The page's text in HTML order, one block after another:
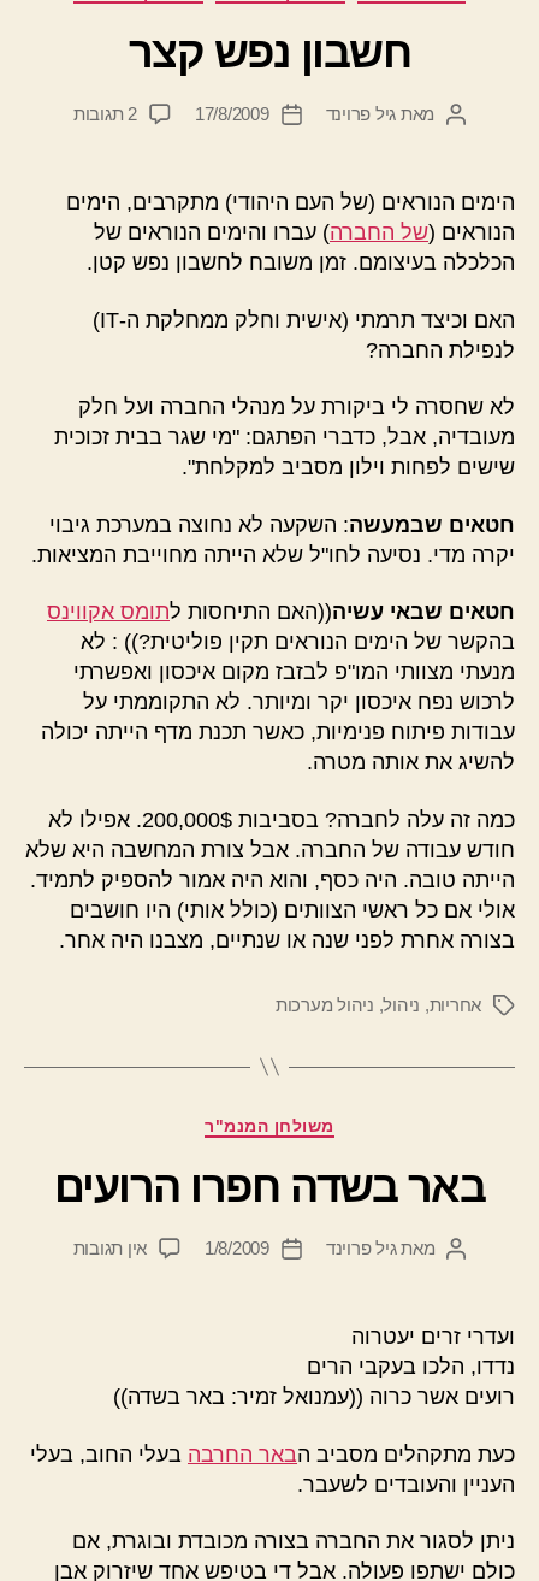
חשבון נפש קצר
המחבר
מאת גיל פרוינד
תאריך17/8/2009 2 תגובות
על
קצרהימים הנוראים (של העם היהודי) מתקרבים, הימים
הנוראים (של החברה) עברו והימים הנוראים של
הכלכלה בעיצומם. זמן משובח לחשבון נפש קטן.
האם וכיצד תרמתי (אישית וחלק ממחלקת ה-IT)
לנפילת החברה?
לא שחסרה לי ביקורת על מנהלי החברה ועל חלק
מעובדיה, אבל, כדברי הפתגם: "מי שגר בבית זכוכית
שישים לפחות וילון מסביב למקלחת".
חטאים שבמעשה: השקעה לא נחוצה במערכת גיבוי
יקרה מדי. נסיעה לחו"ל שלא הייתה מחוייבת המציאות.
חטאים שבאי עשיה((האם התיחסות לתומס אקווינס
בהקשר של הימים הנוראים תקין פוליטית?)) : לא
מנעתי מצוותי המו"פ לבזבז מקום איכסון ואפשרתי
לרכוש נפח איכסון יקר ומיותר. לא התקוממתי על
עבודות פיתוח פנימיות, כאשר תכנת מדף הייתה יכולה
להשיג את אותה מטרה.
כמה זה עלה לחברה? בסביבות 200,000$. אפילו לא
חודש עבודה של החברה. אבל צורת המחשבה היא שלא
הייתה טובה. היה כסף, והוא היה אמור להספיק לתמיד.
אולי אם כל ראשי הצוותים (כולל אותי) היו חושבים
בצורה אחרת לפני שנה או שנתיים, מצבנו היה אחר.
תגיותאחריות, ניהול, ניהול מערכות
קטגוריות
משולחן המנמ"ר
באר בשדה חפרו הרועים
המחבר
מאתגיל פרוינד
תאריך1/8/2009 אין תגובותעל
ועדרי זרים יעטרוה
נדדו, הלכו בעקבי הרים
רועים אשר כרוה ((עמנואל זמיר: באר בשדה))
כעת מתקהלים מסביב הבאר החרבה בעלי החוב, בעלי
העניין והעובדים לשעבר.
ניתן לסגור את החברה בצורה מכובדת ובוגרת, אם
כולם ישתפו פעולה. אבל די בטיפש אחד שיזרוק אבן